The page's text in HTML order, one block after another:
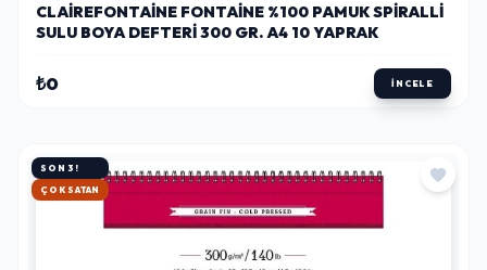
CLAIREFONTAINE FONTAINE %100 PAMUK SPIRALLI
SULU BOYA DEFTERI 300 GR. A4 10 YAPRAK
₺0 İNCELE
SON 3!
HIZLI KARGO